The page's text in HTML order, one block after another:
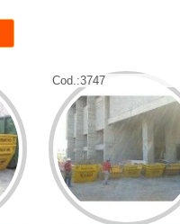
Cod.:3747